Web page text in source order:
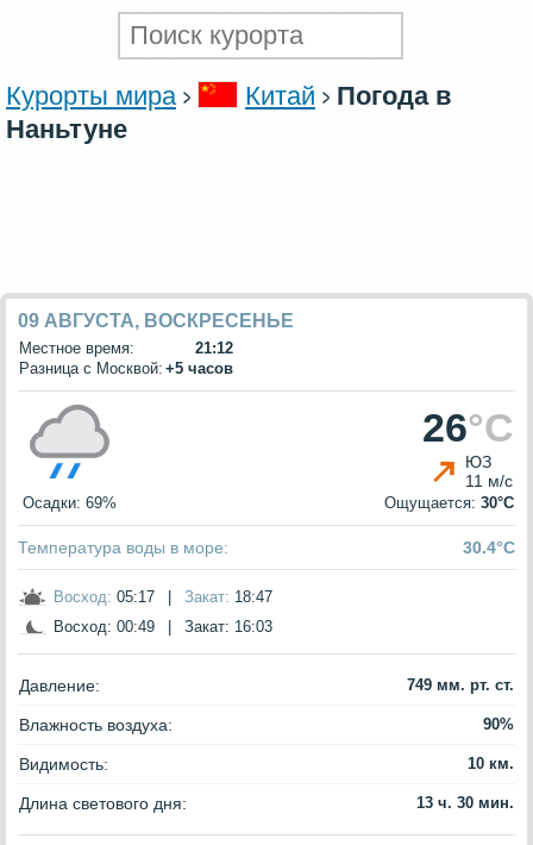
Курорты мира Китай
Погода в
Наньтуне
09 АВГУСТА, ВОСКРЕСЕНЬЕ
Местное время:
21:12
Разница с Москвой: +5 часов
26°C
ЮЗ
11 м/с
Осадки: 69% Ощущается: 30°C
Температура воды в море: 30.4°C
Восход: 05:17 Закат: 18:47
Восход: 00:49 Закат: 16:03
Давление: 749 мм. рт. ст.
Влажность воздуха: 90%
Видимость: 10 км.
Длина светового дня: 13 ч. 30 мин.